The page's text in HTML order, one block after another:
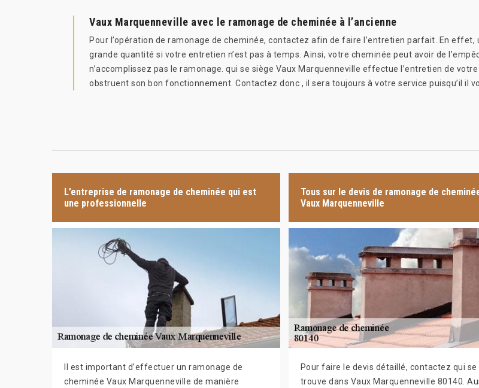
Vaux Marquenneville avec le ramonage de cheminée à l’ancienne
Pour l’opération de ramonage de cheminée, contactez afin de faire l’entretien parfait. En
grande quantité si votre entretien n’est pas à temps. Ainsi, votre cheminée peut avoir de
n’accomplissez pas le ramonage. qui se siège Vaux Marquenneville effectue l’entretien de
obstruent son bon fonctionnement. Contactez donc , il sera toujours à votre service puisqu’il il
L’entreprise de ramonage de cheminée qui est
une professionnelle
Il est important d’effectuer un ramonage de
cheminée Vaux Marquenneville de manière
Tous sur le devis de ramonage de
Vaux Marquenneville
Pour faire le devis détaillé, contactez qui se
trouve dans Vaux Marquenneville 80140.